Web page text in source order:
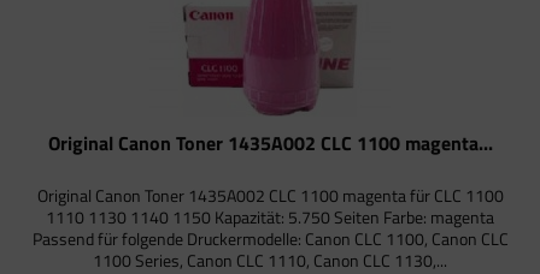
Original Canon Toner 1435A002 CLC 1100 magenta...
Original Canon Toner 1435A002 CLC 1100 magenta für CLC 1100
1110 1130 1140 1150 Kapazität: 5.750 Seiten Farbe: magenta
Passend für folgende Druckermodelle: Canon CLC 1100, Canon CLC
1100 Series, Canon CLC 1110, Canon CLC 1130,...